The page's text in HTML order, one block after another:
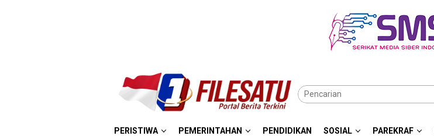
PERISTIWA PEMERINTAHAN PENDIDIKAN SOSIAL PAREKRAF